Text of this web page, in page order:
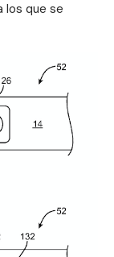
los que se